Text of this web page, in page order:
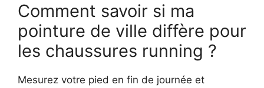
Comment savoir si ma
pointure de ville diffère pour
les chaussures running ?
Mesurez votre pied en fin de journée et